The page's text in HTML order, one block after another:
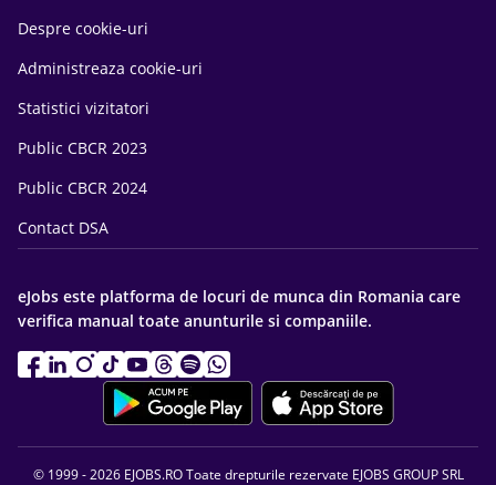
Despre cookie-uri
Administreaza cookie-uri
Statistici vizitatori
Public CBCR 2023
Public CBCR 2024
Contact DSA
eJobs este platforma de locuri de munca din Romania care
verifica manual toate anunturile si companiile.
© 1999 - 2026 EJOBS.RO Toate drepturile rezervate EJOBS GROUP SRL